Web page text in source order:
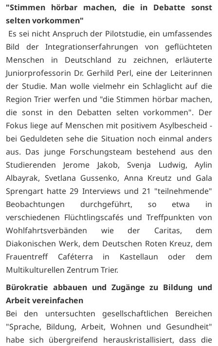
"Stimmen hörbar machen, die in Debatte sonst
selten vorkommen"
Es sei nicht Anspruch der Pilotstudie, ein umfassendes
Bild der Integrationserfahrungen von geflüchteten
Menschen in Deutschland zu zeichnen, erläuterte
Juniorprofessorin Dr. Gerhild Perl, eine der Leiterinnen
der Studie. Man wolle vielmehr ein Schlaglicht auf die
Region Trier werfen und "die Stimmen hörbar machen,
die sonst in den Debatten selten vorkommen". Der
Fokus liege auf Menschen mit positivem Asylbescheid -
bei Geduldeten sehe die Situation noch einmal anders
aus. Das junge Forschungsteam bestehend aus den
Studierenden Jerome Jakob, Svenja Ludwig, Aylin
Albayrak, Svetlana Gussenko, Anna Kreutz und Gala
Sprengart hatte 29 Interviews und 21 "teilnehmende"
Beobachtungen durchgeführt, so etwa in
verschiedenen Flüchtlingscafés und Treffpunkten von
Wohlfahrtsverbänden wie der Caritas, dem
Diakonischen Werk, dem Deutschen Roten Kreuz, dem
Frauentreff Caféterra in Kastellaun oder dem
Multikulturellen Zentrum Trier.
Bürokratie abbauen und Zugänge zu Bildung und
Arbeit vereinfachen
Bei den untersuchten gesellschaftlichen Bereichen
"Sprache, Bildung, Arbeit, Wohnen und Gesundheit"
habe sich übergreifend herauskristallisiert, dass die